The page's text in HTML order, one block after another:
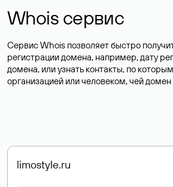
Whois сервис
Сервис Whois позволяет быстро
регистрации домена, например, дату
домена, или узнать контакты, по
организацией или человеком, чей